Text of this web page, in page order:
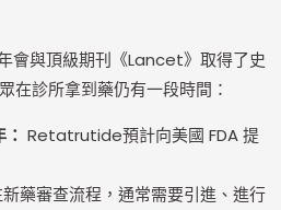
會與頂級期刊《Lancet》取得了史
在診所拿到藥仍有一段時間：
Retatrutide預計向美國 FDA 提
藥審查流程，通常需要引進、進行